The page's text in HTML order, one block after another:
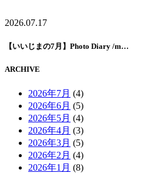
2026.07.17
【いいじまの7月】Photo Diary /m…
ARCHIVE
2026年7月 (4)
2026年6月 (5)
2026年5月 (4)
2026年4月 (3)
2026年3月 (5)
2026年2月 (4)
2026年1月 (8)